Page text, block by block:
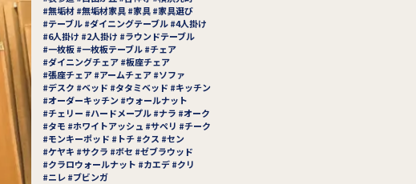
無垢材 無垢材家具 家具
家具選び
テーブル ダイニングテーブル 4人掛け
6人掛け
2人掛け
ラウンドテーブル
一枚板 一枚板テーブル チェア
ダイニングチェア 板座チェア
張座チェア
アームチェア
ソファ
デスク
ベッド タタミベッド
キッチン
オーダーキッチン
ウォールナット
チェリー
ハードメープル ナラ
オーク
タモ
ホワイトアッシュ サペリ
チーク
モンキーポッド
トチ クス
セン
ケヤキ
サクラ ボセ
ゼブラウッド
クラロウォールナット
カエデ
クリ
ニレ
ブビンガ